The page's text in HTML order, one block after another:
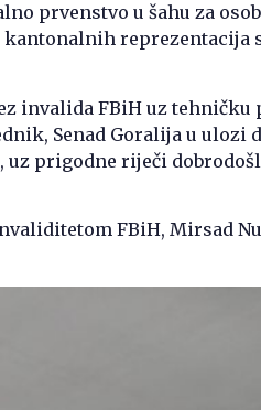
prvenstvo u šahu za
reprezentacija
invalida FBiH uz tehničku
Senad Goralija u ulozi
prigodne riječi
FBiH, Mirsad